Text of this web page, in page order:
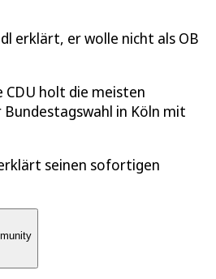
erklärt, er wolle nicht als OB
CDU holt die meisten
in Köln mit
seinen sofortigen